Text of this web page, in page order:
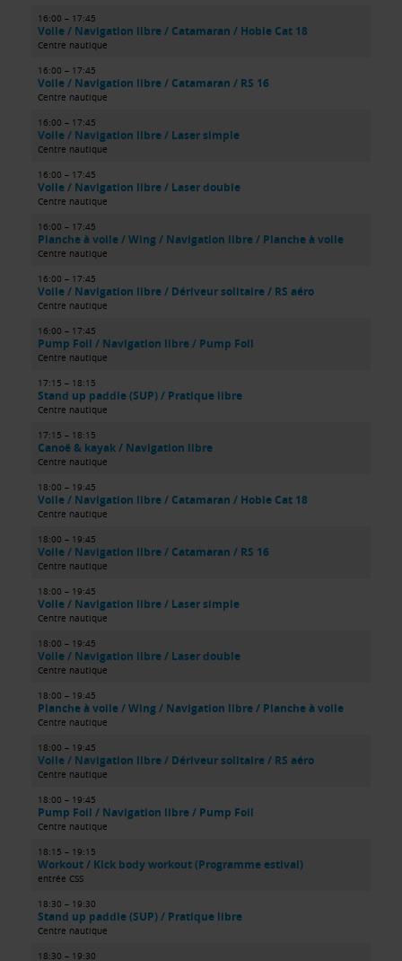
16:00 – 17:45
Voile / Navigation libre / Catamaran / Hobie Cat 18
Centre nautique
16:00 – 17:45
Voile / Navigation libre / Catamaran / RS 16
Centre nautique
16:00 – 17:45
Voile / Navigation libre / Laser simple
Centre nautique
16:00 – 17:45
Voile / Navigation libre / Laser double
Centre nautique
16:00 – 17:45
Planche à voile / Wing / Navigation libre / Planche à voile
Centre nautique
16:00 – 17:45
Voile / Navigation libre / Dériveur solitaire / RS aéro
Centre nautique
16:00 – 17:45
Pump Foil / Navigation libre / Pump Foil
Centre nautique
17:15 – 18:15
Stand up paddle (SUP) / Pratique libre
Centre nautique
17:15 – 18:15
Canoë & kayak / Navigation libre
Centre nautique
18:00 – 19:45
Voile / Navigation libre / Catamaran / Hobie Cat 18
Centre nautique
18:00 – 19:45
Voile / Navigation libre / Catamaran / RS 16
Centre nautique
18:00 – 19:45
Voile / Navigation libre / Laser simple
Centre nautique
18:00 – 19:45
Voile / Navigation libre / Laser double
Centre nautique
18:00 – 19:45
Planche à voile / Wing / Navigation libre / Planche à voile
Centre nautique
18:00 – 19:45
Voile / Navigation libre / Dériveur solitaire / RS aéro
Centre nautique
18:00 – 19:45
Pump Foil / Navigation libre / Pump Foil
Centre nautique
18:15 – 19:15
Workout / Kick body workout (Programme estival)
entrée CSS
18:30 – 19:30
Stand up paddle (SUP) / Pratique libre
Centre nautique
18:30 – 19:30